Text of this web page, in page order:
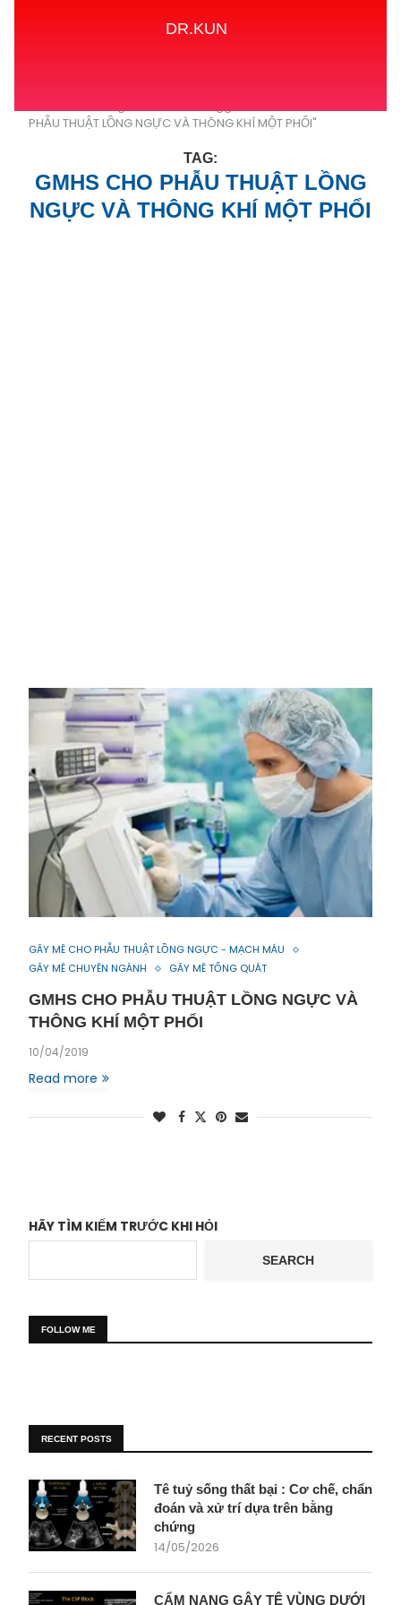
DR.KUN
PHẪU THUẬT LỒNG NGỰC VÀ THÔNG KHÍ MỘT PHỔI"
TAG:
GMHS CHO PHẪU THUẬT LỒNG
NGỰC VÀ THÔNG KHÍ MỘT PHỔI
GÂY MÊ CHO PHẪU THUẬT LỒNG NGỰC - MẠCH MÁU
GÂY MÊ CHUYÊN NGÀNH
GÂY MÊ TỔNG QUÁT
GMHS CHO PHẪU THUẬT LỒNG NGỰC VÀ
THÔNG KHÍ MỘT PHỔI
10/04/2019
Read more
HÃY TÌM KIẾM TRƯỚC KHI HỎI
SEARCH
FOLLOW ME
RECENT POSTS
Tê tuỷ sống thất bại : Cơ chế, chẩn
đoán và xử trí dựa trên bằng
chứng
14/05/2026
CẨM NANG GÂY TÊ VÙNG DƯỚI